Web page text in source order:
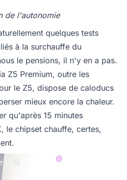
de l'autonomie
quelques tests
à la surchauffe du
le pensions, il n'y en a pas.
Z5 Premium, outre les
le Z5, dispose de caloducs
mieux encore la chaleur.
qu'après 15 minutes
le chipset chauffe, certes,